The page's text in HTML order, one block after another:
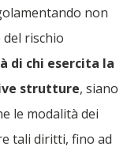
non
del rischio
di chi esercita la
strutture, siano
le modalità dei
tali diritti, fino ad